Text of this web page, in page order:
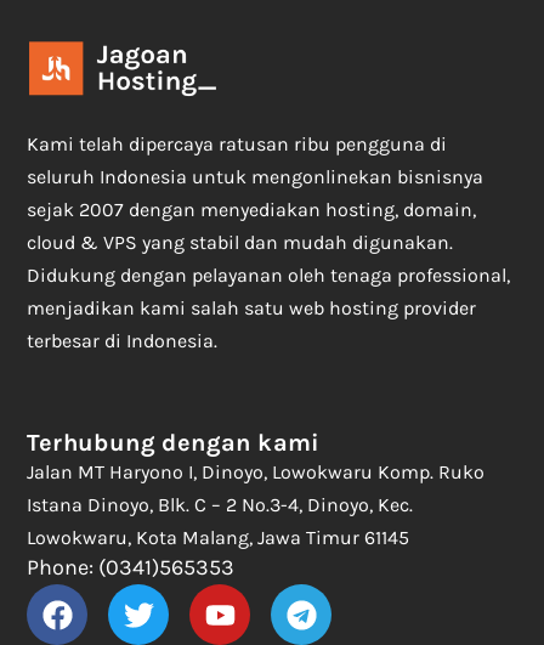
Kami telah dipercaya ratusan ribu pengguna di
seluruh Indonesia untuk mengonlinekan bisnisnya
sejak 2007 dengan menyediakan hosting, domain,
cloud & VPS yang stabil dan mudah digunakan.
Didukung dengan pelayanan oleh tenaga professional,
menjadikan kami salah satu web hosting provider
terbesar di Indonesia.
Terhubung dengan kami
Jalan MT Haryono I, Dinoyo, Lowokwaru Komp. Ruko
Istana Dinoyo, Blk. C – 2 No.3-4, Dinoyo, Kec.
Lowokwaru, Kota Malang, Jawa Timur 61145
Phone: (0341)565353